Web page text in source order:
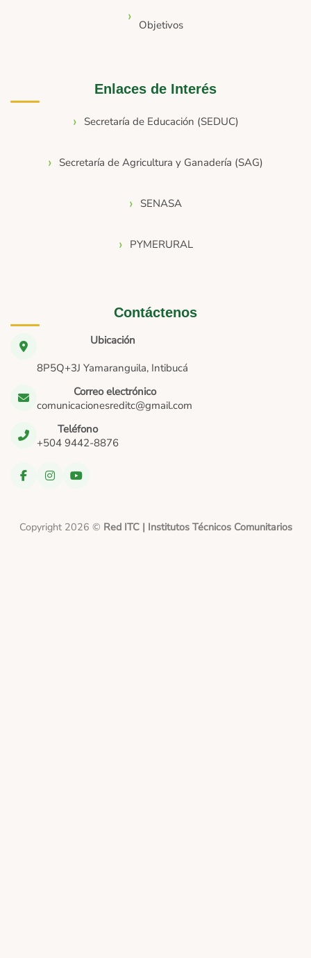
Objetivos
Enlaces de Interés
Secretaría de Educación (SEDUC)
Secretaría de Agricultura y Ganadería (SAG)
SENASA
PYMERURAL
Contáctenos
Ubicación
8P5Q+3J Yamaranguila, Intibucá
Correo electrónico
comunicacionesreditc@gmail.com
Teléfono
+504 9442-8876
Copyright 2026 © Red ITC | Institutos Técnicos Comunitarios